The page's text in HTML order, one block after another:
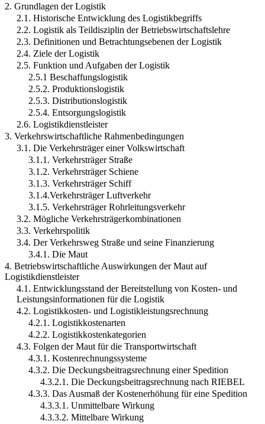
2. Grundlagen der Logistik
2.1. Historische Entwicklung des Logistikbegriffs
2.2. Logistik als Teildisziplin der Betriebswirtschaftslehre
2.3. Definitionen und Betrachtungsebenen der Logistik
2.4. Ziele der Logistik
2.5. Funktion und Aufgaben der Logistik
2.5.1 Beschaffungslogistik
2.5.2. Produktionslogistik
2.5.3. Distributionslogistik
2.5.4. Entsorgungslogistik
2.6. Logistikdienstleister
3. Verkehrswirtschaftliche Rahmenbedingungen
3.1. Die Verkehrsträger einer Volkswirtschaft
3.1.1. Verkehrsträger Straße
3.1.2. Verkehrsträger Schiene
3.1.3. Verkehrsträger Schiff
3.1.4.Verkehrsträger Luftverkehr
3.1.5. Verkehrsträger Rohrleitungsverkehr
3.2. Mögliche Verkehrsträgerkombinationen
3.3. Verkehrspolitik
3.4. Der Verkehrsweg Straße und seine Finanzierung
3.4.1. Die Maut
4. Betriebswirtschaftliche Auswirkungen der Maut auf
Logistikdienstleister
4.1. Entwicklungsstand der Bereitstellung von Kosten- und
Leistungsinformationen für die Logistik
4.2. Logistikkosten- und Logistikleistungsrechnung
4.2.1. Logistikkostenarten
4.2.2. Logistikkostenkategorien
4.3. Folgen der Maut für die Transportwirtschaft
4.3.1. Kostenrechnungssysteme
4.3.2. Die Deckungsbeitragsrechnung einer Spedition
4.3.2.1. Die Deckungsbeitragsrechnung nach RIEBEL
4.3.3. Das Ausmaß der Kostenerhöhung für eine Spedition
4.3.3.1. Unmittelbare Wirkung
4.3.3.2. Mittelbare Wirkung